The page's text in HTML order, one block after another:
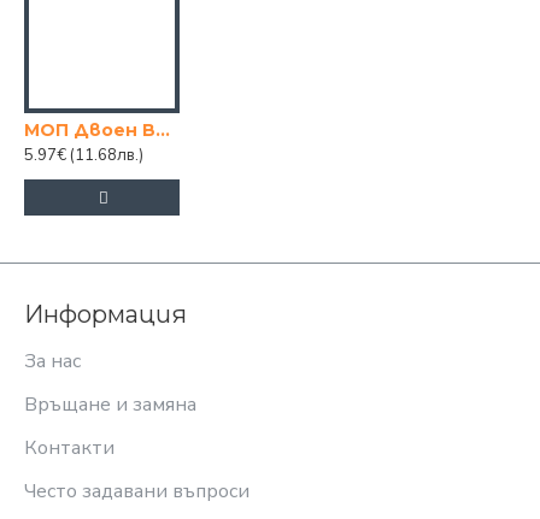
МОП Двоен BABADO
5.97€ (11.68лв.)
Информация
За нас
Връщане и замяна
Контакти
Често задавани въпроси